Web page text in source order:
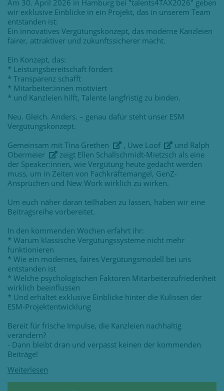
Am 30. April 2026 in Hamburg bei "talents4TAX2026" geben
wir exklusive Einblicke in ein Projekt, das in unserem Team
entstanden ist:
Ein innovatives Vergütungskonzept, das moderne Kanzleien
fairer, attraktiver und zukunftssicherer macht.
Ein Konzept, das:
* Leistungsbereitschaft fördert
* Transparenz schafft
* Mitarbeiter:innen motiviert
* und Kanzleien hilft, Talente langfristig zu binden.
Neu. Gleich. Anders. – genau dafür steht unser ESM
Vergütungskonzept.
Gemeinsam mit Tina Grethen , Uwe Loof und Ralph
Obermeier
zeigt Ellen Schallschmidt-Mietzsch als eine
der Speaker:innen, wie Vergütung heute gedacht werden
muss, um in Zeiten von Fachkräftemangel, GenZ-
Ansprüchen und New Work wirklich zu wirken.
Um euch näher daran teilhaben zu lassen, haben wir eine
Beitragsreihe vorbereitet.
In den kommenden Wochen erfahrt ihr:
* Warum klassische Vergütungssysteme nicht mehr
funktionieren
* Wie ein modernes, faires Vergütungsmodell bei uns
entstanden ist
* Welche psychologischen Faktoren Mitarbeiterzufriedenheit
wirklich beeinflussen
* Und erhaltet exklusive Einblicke hinter die Kulissen der
ESM-Projektentwicklung
Bereit für frische Impulse, die Kanzleien nachhaltig
verändern?
- Dann bleibt dran und verpasst keinen der kommenden
Beiträge!